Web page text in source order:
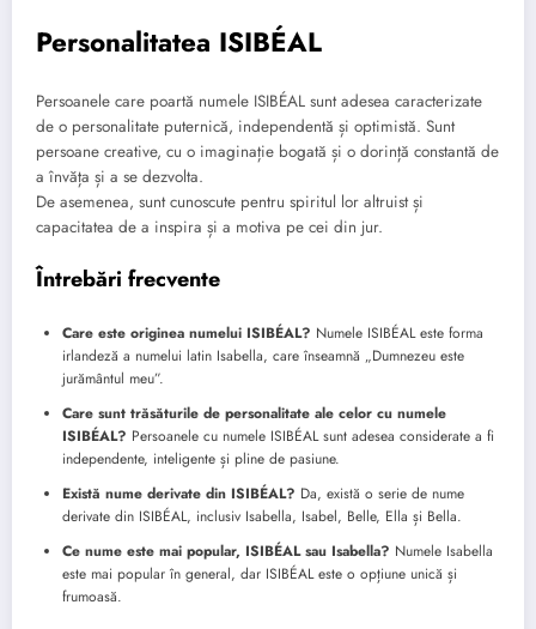
Personalitatea ISIBÉAL
Persoanele care poartă numele ISIBÉAL sunt adesea caracterizate
de o personalitate puternică, independentă și optimistă. Sunt
persoane creative, cu o imaginație bogată și o dorință constantă de
a învăța și a se dezvolta.
De asemenea, sunt cunoscute pentru spiritul lor altruist și
capacitatea de a inspira și a motiva pe cei din jur.
Întrebări frecvente
Care este originea numelui ISIBÉAL? Numele ISIBÉAL este forma
irlandeză a numelui latin Isabella, care înseamnă „Dumnezeu este
jurământul meu”.
Care sunt trăsăturile de personalitate ale celor cu numele
ISIBÉAL? Persoanele cu numele ISIBÉAL sunt adesea considerate a fi
independente, inteligente și pline de pasiune.
Există nume derivate din ISIBÉAL? Da, există o serie de nume
derivate din ISIBÉAL, inclusiv Isabella, Isabel, Belle, Ella și Bella.
Ce nume este mai popular, ISIBÉAL sau Isabella? Numele Isabella
este mai popular în general, dar ISIBÉAL este o opțiune unică și
frumoasă.